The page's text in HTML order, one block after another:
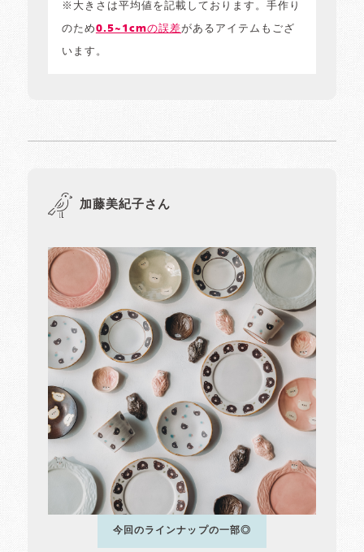
※大きさは平均値を記載しております。手作り
のため0.5~1cmの誤差があるアイテムもござ
います。
加藤美紀子さん
今回のラインナップの一部◎